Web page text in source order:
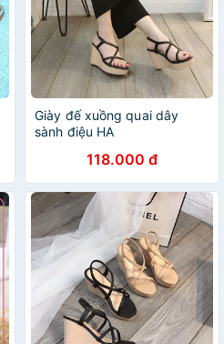
Giày đế xuồng quai dây
sành điệu HA
118.000 đ